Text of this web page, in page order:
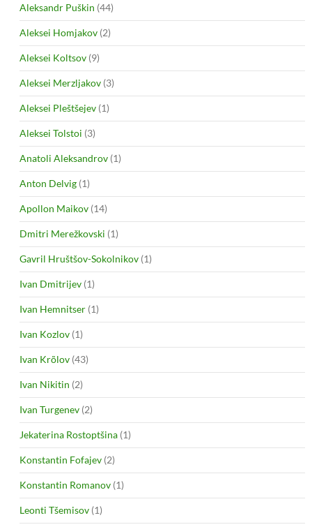
Aleksandr Puškin (44)
Aleksei Homjakov (2)
Aleksei Koltsov (9)
Aleksei Merzljakov (3)
Aleksei Pleštšejev (1)
Aleksei Tolstoi (3)
Anatoli Aleksandrov (1)
Anton Delvig (1)
Apollon Maikov (14)
Dmitri Merežkovski (1)
Gavril Hruštšov-Sokolnikov (1)
Ivan Dmitrijev (1)
Ivan Hemnitser (1)
Ivan Kozlov (1)
Ivan Krõlov (43)
Ivan Nikitin (2)
Ivan Turgenev (2)
Jekaterina Rostoptšina (1)
Konstantin Fofajev (2)
Konstantin Romanov (1)
Leonti Tšemisov (1)